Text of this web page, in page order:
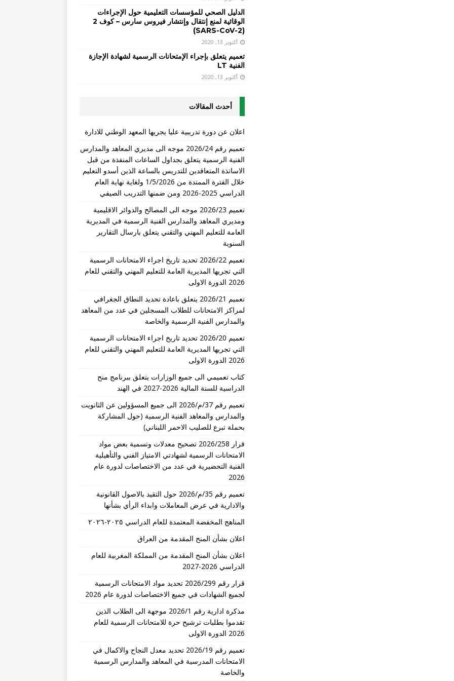
الدليل الصحي للمؤسسات التعليمية حول الإجراءات
الوقائية لمنع إنتقال وإنتشار فيروس سارس – كوف 2
(SARS-CoV-2)
أكتوبر 13, 2020
تعميم يتعلق بإجراء الإمتحانات الرسمية لشهادة الإجازة
الفنية LT
أكتوبر 13, 2020
أحدث المقالات
اعلان عن دورة تدريبية عليا يجريها المعهد الوطني للادارة
تعميم رقم 2026/24 موجه الى مديري المعاهد والمدارس
الفنية الرسمية يتعلق بجداول الساعات المنفذة من قبل
الاساتذة المتعاقدين للتدريس بالساعة الذين أسدو التعليم
خلال الفترة الممتدة من 1/5/2026 ولغاية نهاية العام
الدراسي 2025-2026 ومن ضمنها التدريب الصيفي
تعميم 2026/23 موجه الى المصالح والدوائر الاقليمية
ومديري المعاهد والمدارس الفنية الرسمية في المديرية
العامة للتعليم المهني والتقني يتعلق بارسال التقارير
السنوية
تعميم 2026/22 تحديد تاريخ اجراء الامتحانات الرسمية
التي تجريها المديرية العامة للتعليم المهني والتقني للعام
2026 الدورة الاولى
تعميم 2026/21 يتعلق باعادة تحديد النطاق الجغرافي
لمراكز الامتحانات للطلاب المسجلين في عدد من المعاهد
والمدارس الفنية الرسمية والخاصة
تعميم 2026/20 تحديد تاريخ اجراء الامتحانات الرسمية
التي تجريها المديرية العامة للتعليم المهني والتقني للعام
2026 الدورة الاولى
كتاب تعميمي الى جميع الوزارات يتعلق ببرنامج منح
الدراسية للسنة المالية 2026-2027 في الهند
تعميم رقم 37/م/2026 الى جميع المسؤولين عن الثانويت
والمدارس والمعاهد الفنية الرسمية (حول المشاركة
بحملة تبرع للصليب الاحمر اللبناني)
قرار 2026/258 تصحيح معدلات وتسمية بعض مواد
الامتحانات الرسمية لشهادتي الامتياز الفني والتأهيلية
الفنية التحضيرية في عدد من الاختصاصات لدورة عام
2026
تعميم رقم 35/م/2026 حول التقيد بالاصول القانونية
والادارية في عرض المعاملات وابداء الرأي بشأنها
المناهج المخفضة المعتمدة للعام الدراسي ٢٠٢٥-٢٠٢٦
اعلان بشأن المنح المقدمة من العراق
اعلان بشأن المنح المقدمة من المملكة المغربية للعام
الدراسي 2026-2027
قرار رقم 2026/299 تحديد مواد الامتحانات الرسمية
لجميع الشهادات في جميع الاختصاصات لدورة عام 2026
مذكرة ادارية رقم 2026/1 موجهة الى الطلاب الذين
تقدموا بطلبات ترشيح حرة للامتحانات الرسمية للعام
2026 الدورة الاولى
تعميم رقم 2026/19 تحديد معدل النجاح والاكمال في
الامتحانات المدرسية في المعاهد والمدارس الرسمية
والخاصة